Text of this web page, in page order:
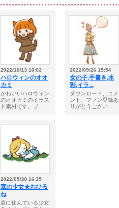
2022/10/13 10:02
ハロウィンのオオ
カミ
かわいいハロウィン
のオオカミのイラス
ト素材です。ブ...
2022/09/26 15:54
女の子,手書き,水
彩,イラ...
ダウンロード、コメ
ント、ファン登録あ
りがとうござい...
2022/05/30 16:35
森の少女★おひる
ね
森に住んでいる少女